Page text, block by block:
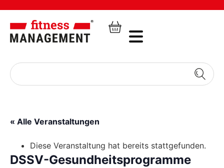
« Alle Veranstaltungen
Diese Veranstaltung hat bereits stattgefunden.
DSSV-Gesundheitsprogramme